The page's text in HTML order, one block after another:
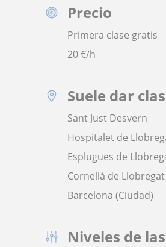
Precio
Primera clase gratis
20€/h
Suele dar
Sant Just Desvern
Hospitalet de
Esplugues de
Cornellà de Llobregat
Barcelona (Ciudad)
Niveles de